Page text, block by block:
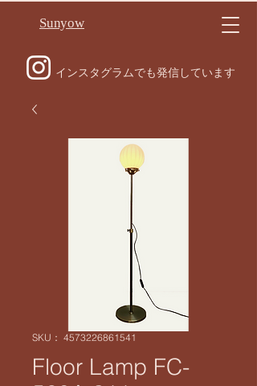
Sunyow
インスタグラムでも発信しています
SKU： 4573226861541
Floor Lamp FC-